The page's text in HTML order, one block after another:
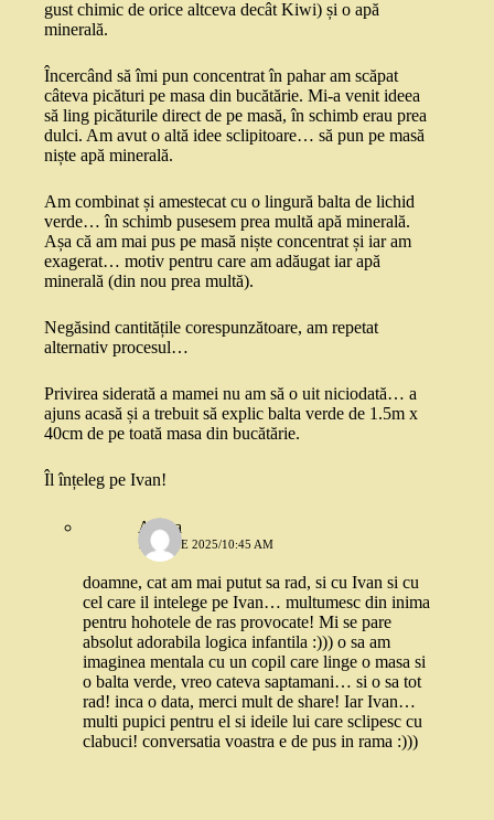
gust chimic de orice altceva decât Kiwi) și o apă
minerală.
Încercând să îmi pun concentrat în pahar am scăpat
câteva picături pe masa din bucătărie. Mi-a venit ideea
să ling picăturile direct de pe masă, în schimb erau prea
dulci. Am avut o altă idee sclipitoare… să pun pe masă
niște apă minerală.
Am combinat și amestecat cu o lingură balta de lichid
verde… în schimb pusesem prea multă apă minerală.
Așa că am mai pus pe masă niște concentrat și iar am
exagerat… motiv pentru care am adăugat iar apă
minerală (din nou prea multă).
Negăsind cantitățile corespunzătoare, am repetat
alternativ procesul…
Privirea siderată a mamei nu am să o uit niciodată… a
ajuns acasă și a trebuit să explic balta verde de 1.5m x
40cm de pe toată masa din bucătărie.
Îl înțeleg pe Ivan!
Andra
11 IUNIE 2025/10:45 AM
doamne, cat am mai putut sa rad, si cu Ivan si cu
cel care il intelege pe Ivan… multumesc din inima
pentru hohotele de ras provocate! Mi se pare
absolut adorabila logica infantila :))) o sa am
imaginea mentala cu un copil care linge o masa si
o balta verde, vreo cateva saptamani… si o sa tot
rad! inca o data, merci mult de share! Iar Ivan…
multi pupici pentru el si ideile lui care sclipesc cu
clabuci! conversatia voastra e de pus in rama :)))